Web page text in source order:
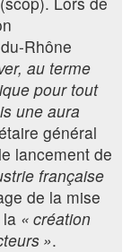
Rhône
au terme
pour tout
une aura
général
lancement de
française
de la mise
« création
».